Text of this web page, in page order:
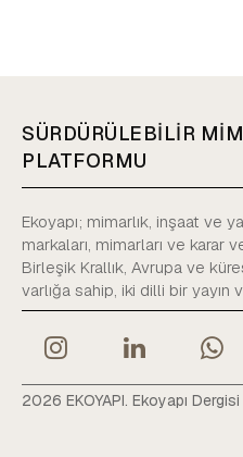
SÜRDÜRÜLEBİLİR
PLATFORMU
Ekoyapı; mimarlık, inşaat ve
markaları, mimarları ve karar
Birleşik Krallık, Avrupa ve
varlığa sahip, iki dilli bir
2026 EKOYAPI. Ekoyapı Dergisi